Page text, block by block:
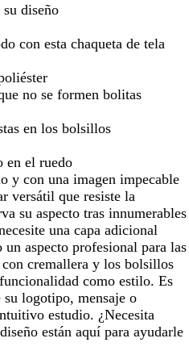
su diseño
con esta chaqueta de tela
no se formen bolitas
en los bolsillos
en el ruedo
y con una imagen impecable
versátil que resiste la
su aspecto tras innumerables
una capa adicional
aspecto profesional para las
cremallera y los bolsillos
como estilo. Es
logotipo, mensaje o
estudio. ¿Necesita
están aquí para ayudarle